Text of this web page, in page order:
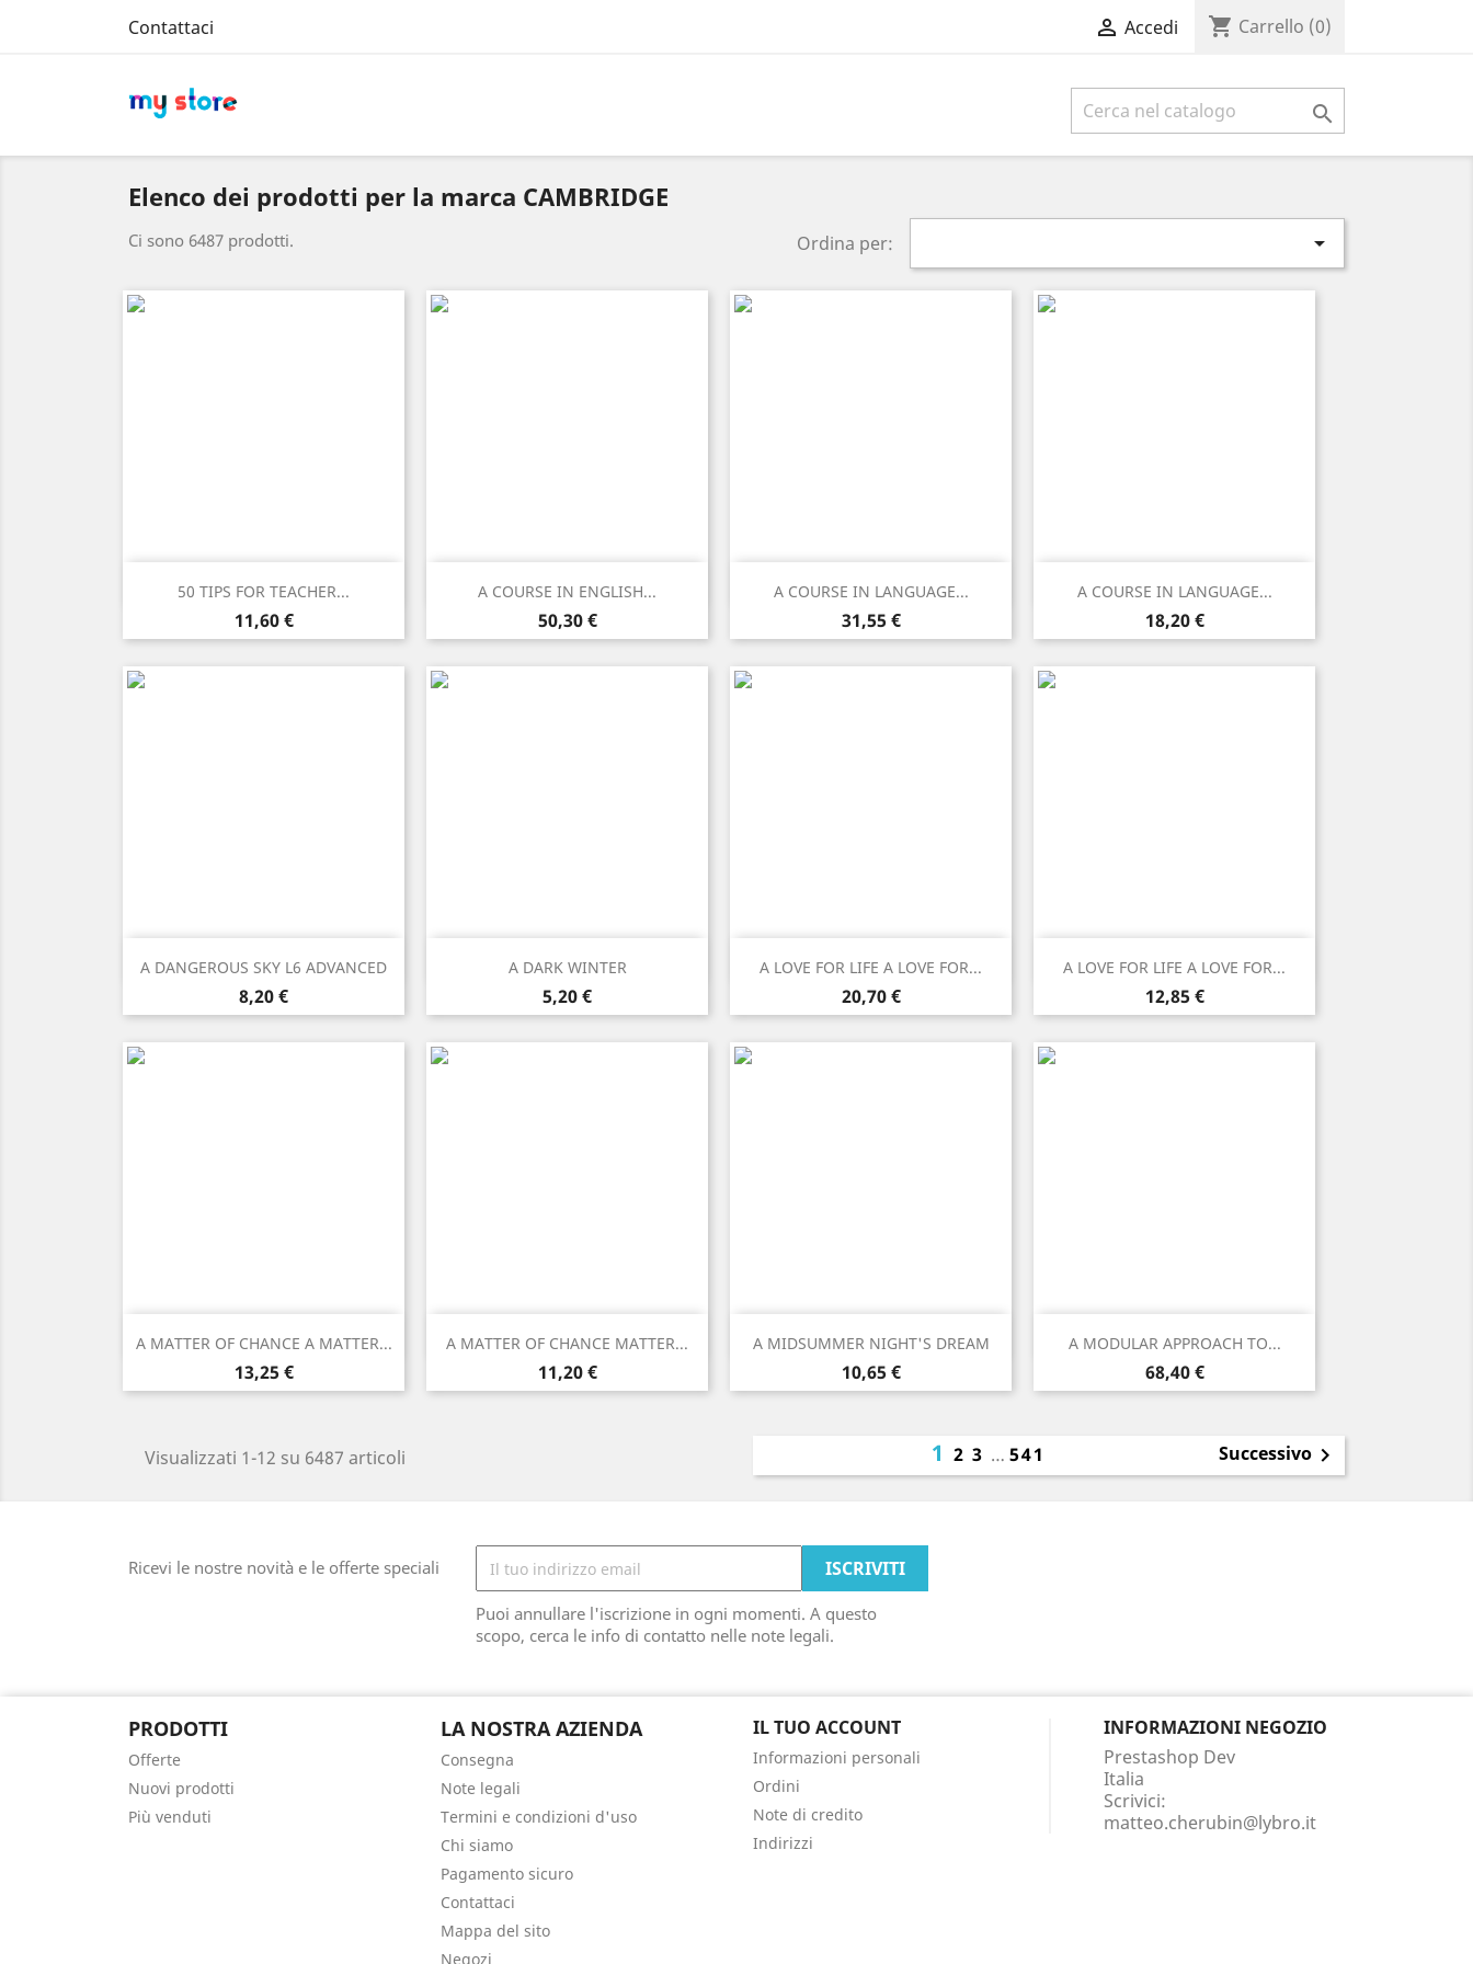
Contattaci  Accedi shopping_cart Carrello (0)

Elenco dei prodotti per la marca CAMBRIDGE
Ci sono 6487 prodotti. Ordina per: 
50 TIPS FOR TEACHER...
Prezzo
11,60 €
 Anteprima A COURSE IN ENGLISH...
Prezzo
50,30 €
Anteprima A COURSE IN LANGUAGE...
Prezzo
31,55 €
Anteprima A COURSE IN LANGUAGE...
Prezzo
18,20 €
Anteprima
A DANGEROUS SKY L6 ADVANCED
Prezzo
8,20 €
Anteprima A DARK WINTER
Prezzo
5,20 €
Anteprima A LOVE FOR LIFE A LOVE FOR...
Prezzo
20,70 €
Anteprima A LOVE FOR LIFE A LOVE FOR...
Prezzo
12,85 €
Anteprima
A MATTER OF CHANCE A MATTER...
Prezzo
13,25 €
Anteprima A MATTER OF CHANCE MATTER...
Prezzo
11,20 €
Anteprima A MIDSUMMER NIGHT'S DREAM
Prezzo
10,65 €
Anteprima A MODULAR APPROACH TO...
Prezzo
68,40 €
Anteprima
Visualizzati 1-12 su 6487 articoli 123 … 541 Successivo
Ricevi le nostre novità e le offerte speciali
Puoi annullare l'iscrizione in ogni momenti. A questo
scopo, cerca le info di contatto nelle note legali.
PRODOTTI
Offerte
Nuovi prodotti
Più venduti
LA NOSTRA AZIENDA
Consegna
Note legali
Termini e condizioni d'uso
Chi siamo
Pagamento sicuro
Contattaci
Mappa del sito
Negozi
IL TUO ACCOUNT
Informazioni personali
Ordini
Note di credito
Indirizzi
INFORMAZIONI NEGOZIO
Prestashop Dev
Italia
Scrivici:
matteo.cherubin@lybro.it